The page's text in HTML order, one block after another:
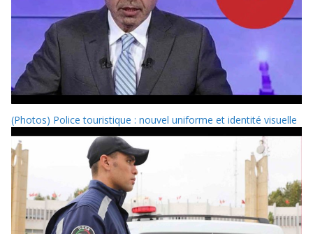
(Photos) Police touristique : nouvel uniforme et identité visuelle